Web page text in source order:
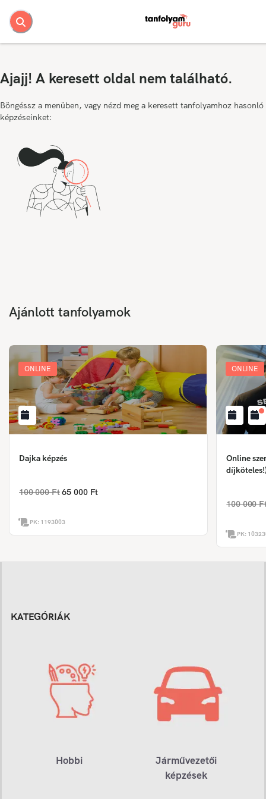
Ajajj! A keresett oldal nem található.
Böngéssz a menüben, vagy nézd meg a keresett tanfolyamhoz hasonló
képzéseinket:
Ajánlott tanfolyamok
ONLINE
Dajka képzés
100 000 Ft 65 000 Ft
PK: 1193003
ONLINE
Online
100 000
PK:
KATEGÓRIÁK
Hobbi
Járművezetői
képzések